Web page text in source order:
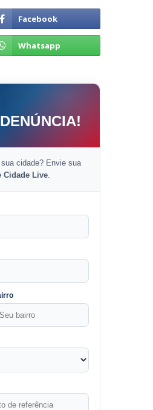
cidade? Envie sua
Cidade Live.